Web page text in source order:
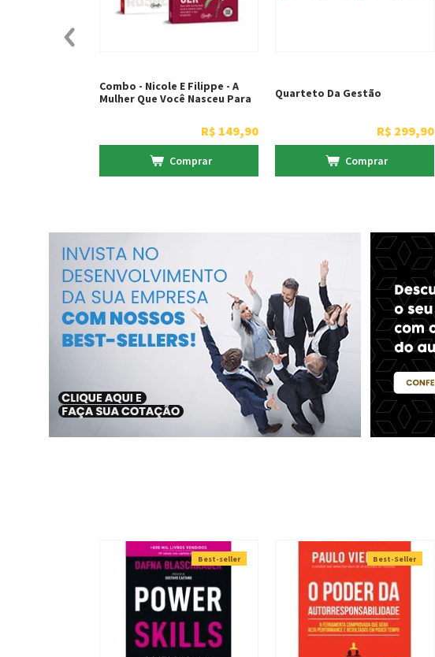
Combo - Nicole E Filippe - A
Mulher Que Você Nasceu Para
Ser + Homens Fortes, Sábios E
R$ 149,90
Comprar
Quarteto Da Gestão
R$ 299,90
Comprar
Best-seller Best-Seller